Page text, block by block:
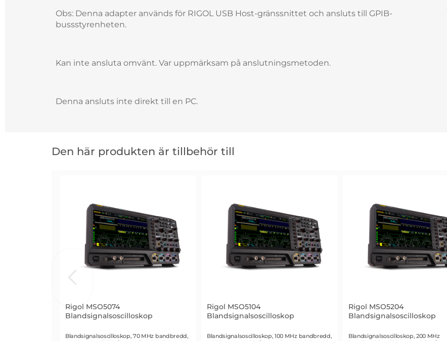
Obs: Denna adapter används för RIGOL USB Host-gränssnittet och ansluts till GPIB-
bussstyrenheten.
Kan inte ansluta omvänt. Var uppmärksam på anslutningsmetoden.
Denna ansluts inte direkt till en PC.
Den här produkten är tillbehör till
Rigol MSO5074
Blandsignalsoscilloskop
Art. nr 2242
Blandsignalsoscilloskop, 70 MHz bandbredd,
Rigol MSO5104
Blandsignalsoscilloskop
Art. nr 2241
Blandsignalsoscilloskop, 100 MHz bandbredd,
Rigol MSO5204
Blandsignalsoscilloskop
Art. nr 2240
Blandsignalsoscilloskop, 200 MHz